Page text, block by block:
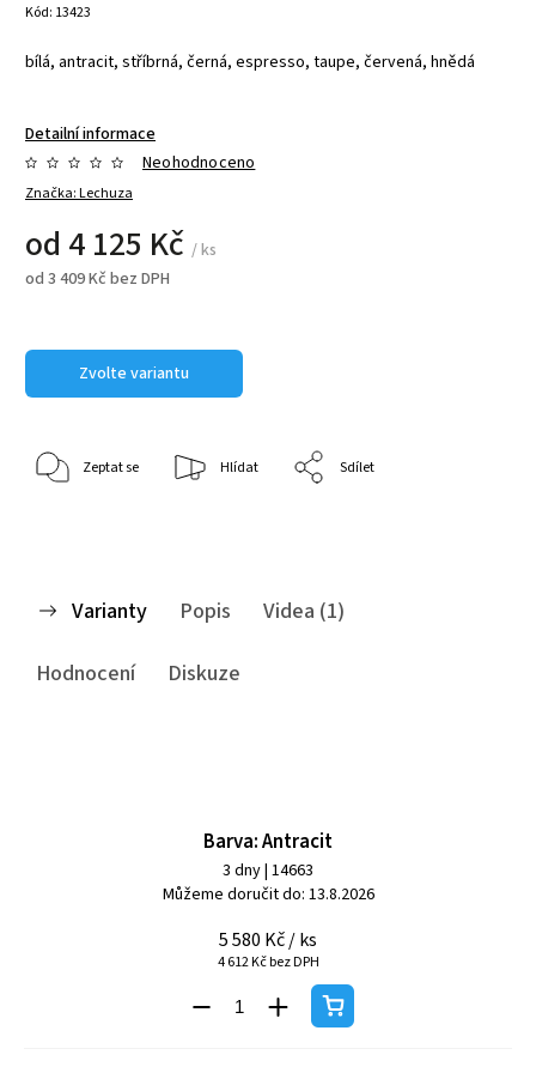
Kód: 13423
bílá, antracit, stříbrná, černá, espresso, taupe, červená, hnědá
Detailní informace
Značka:Lechuza
Neohodnoceno
od 4 125 Kč / ks
od 3 409 Kč bez DPH
Zvolte variantu
Zeptat se Hlídat Sdílet
Varianty Popis
Videa (1)
Hodnocení
Diskuze
Barva: Antracit
3 dny| 14663
Můžeme doručit do: 13.8.2026
5 580 Kč/ ks
4 612 Kč bez DPH